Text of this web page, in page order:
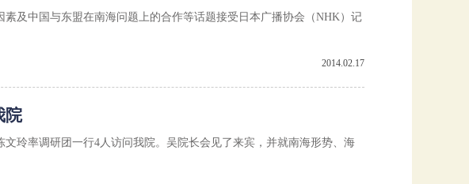
及中国与东盟在南海问题上的合作等话题接受日本广播协会（NHK）记
2014.02.17
院
玲率调研团一行4人访问我院。吴院长会见了来宾，并就南海形势、海